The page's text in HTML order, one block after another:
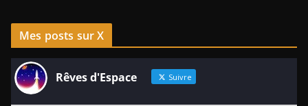
Mes posts sur X
Rêves d'Espace Suivre